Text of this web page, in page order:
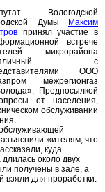
Вологодской
Думы
Максим
принял участие в
встрече
микрорайона
с
ООО
межрегионгаз
Предпосылкой
от населения,
обслуживании
жителям, что
куда
около двух
получены в зале, а
взяли для проработки.